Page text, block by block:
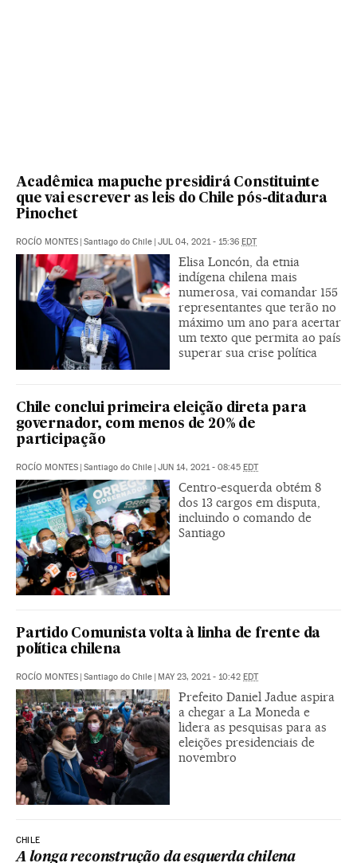
Acadêmica mapuche presidirá Constituinte
que vai escrever as leis do Chile pós-ditadura
Pinochet
ROCÍO MONTES Santiago do Chile JUL 04, 2021 - 15:36 EDT
Elisa Loncón, da etnia
indígena chilena mais
numerosa, vai comandar 155
representantes que terão no
máximo um ano para acertar
um texto que permita ao país
superar sua crise política
Chile conclui primeira eleição direta para
governador, com menos de 20% de
participação
ROCÍO MONTES Santiago do Chile JUN 14, 2021 - 08:45 EDT
Centro-esquerda obtém 8
dos 13 cargos em disputa,
incluindo o comando de
Santiago
Partido Comunista volta à linha de frente da
política chilena
ROCÍO MONTES | Santiago do Chile | MAY 23, 2021 - 10:42 EDT
Prefeito Daniel Jadue aspira
a chegar a La Moneda e
lidera as pesquisas para as
eleições presidenciais de
novembro
CHILE
A longa reconstrução da esquerda chilena